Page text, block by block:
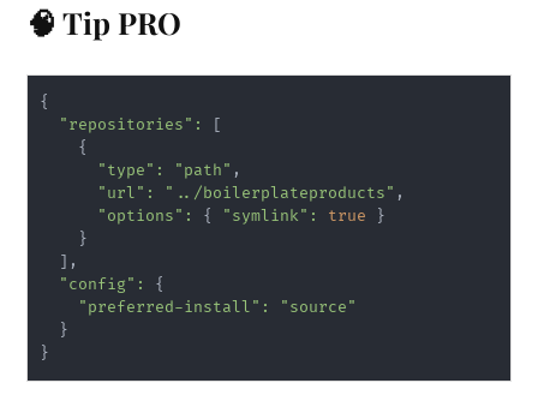
🧠 Tip PRO
{
"repositories" :
[
{
"type" : "path" ,
"url" : "../boilerplateproducts" ,
"options" : { "symlink" : true
}
}
] ,
"config" :
{
"preferred-install" :
"source"
}
}